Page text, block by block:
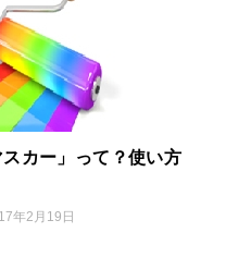
カー」って？使い方
年2月19日